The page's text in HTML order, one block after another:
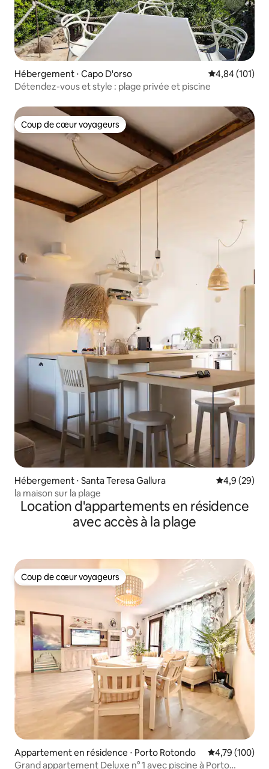
Hébergement ⋅ Capo D'orso Évaluation
4,84 (101)
Détendez-vous et style : plage privée et piscine
Coup de cœur voyageurs
Coup de cœur voyageurs
Hébergement ⋅ Santa Teresa Gallura Évaluation
4,9 (29)
la maison sur la plage
Location d'appartements en résidence
avec accès à la plage
Coup de cœur voyageurs
Coup de cœur voyageurs
Appartement en résidence ⋅ Porto Rotondo Évaluation
4,79 (100)
Grand appartement Deluxe n° 1 avec piscine à Porto